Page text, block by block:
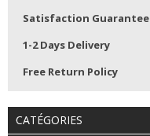
Satisfaction Guarantee
1-2 Days Delivery
Free Return Policy
CATÉGORIES